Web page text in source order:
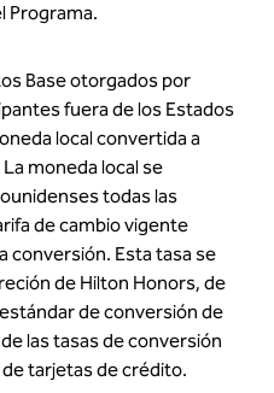
Programa.
Base otorgados por
fuera de los Estados
local convertida a
moneda local se
todas las
de cambio vigente
conversión. Esta tasa se
de Hilton Honors, de
de conversión de
las tasas de conversión
tarjetas de crédito.